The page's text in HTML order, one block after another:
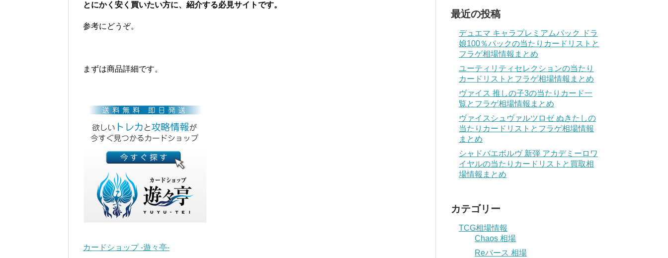
とにかく安く買いたい方に、紹介する必見サイトです。
参考にどうぞ。
まずは商品詳細です。
カードショップ -遊々亭-
最近の投稿
デュエマ キャラプレミアムパック ドラ
娘100％パックの当たりカードリストと
フラゲ相場情報まとめ
ユーティリティセレクションの当たり
カードリストとフラゲ相場情報まとめ
ヴァイス 推しの子3の当たりカード一
覧とフラゲ相場情報まとめ
ヴァイスシュヴァルツロゼ ぬきたしの
当たりカードリストとフラゲ相場情報
まとめ
シャドバエボルヴ 新弾 アカデミーロワ
イヤルの当たりカードリストと買取相
場情報まとめ
カテゴリー
TCG相場情報
Chaos 相場
Reバース 相場